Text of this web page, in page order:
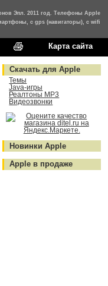
Эпл. 2011 год. Телефоны Apple
с gps (навигаторы), с wifi
Карта сайта
Скачать для Apple
Темы
Java-игры
Реалтоны MP3
Видеозвонки
Новинки Apple
Apple в продаже